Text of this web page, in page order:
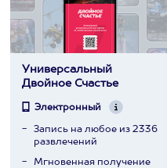
Универсальный
Двойное Счастье
Электронный
Запись на любое из 2336
развлечений
Мгновенная получение